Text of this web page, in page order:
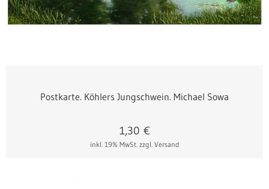
Postkarte. Köhlers Jungschwein. Michael Sowa
inkl. 19% MwSt. zzgl. Versand
1,30€